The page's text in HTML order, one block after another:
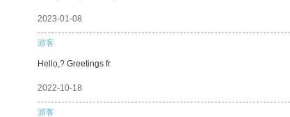
2023-01-08
游客
Hello,? Greetings fr
2022-10-18
游客